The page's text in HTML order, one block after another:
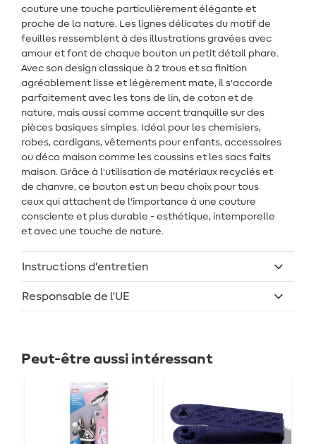
couture une touche particulièrement élégante et
proche de la nature. Les lignes délicates du motif de
feuilles ressemblent à des illustrations gravées avec
amour et font de chaque bouton un petit détail phare.
Avec son design classique à 2 trous et sa finition
agréablement lisse et légèrement mate, il s'accorde
parfaitement avec les tons de lin, de coton et de
nature, mais aussi comme accent tranquille sur des
pièces basiques simples. Idéal pour les chemisiers,
robes, cardigans, vêtements pour enfants, accessoires
ou déco maison comme les coussins et les sacs faits
maison. Grâce à l'utilisation de matériaux recyclés et
de chanvre, ce bouton est un beau choix pour tous
ceux qui attachent de l'importance à une couture
consciente et plus durable - esthétique, intemporelle
et avec une touche de nature.
Instructions d'entretien
Responsable de l'UE
Peut-être aussi intéressant